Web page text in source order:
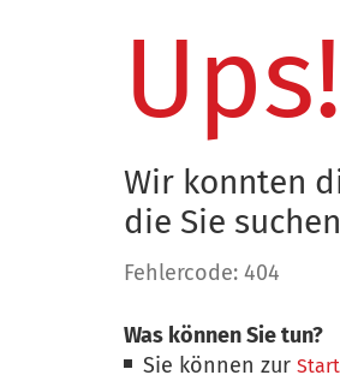
Ups!
Wir konnten
die Sie suchen
Fehlercode: 404
Was können Sie tun?
Sie können zur